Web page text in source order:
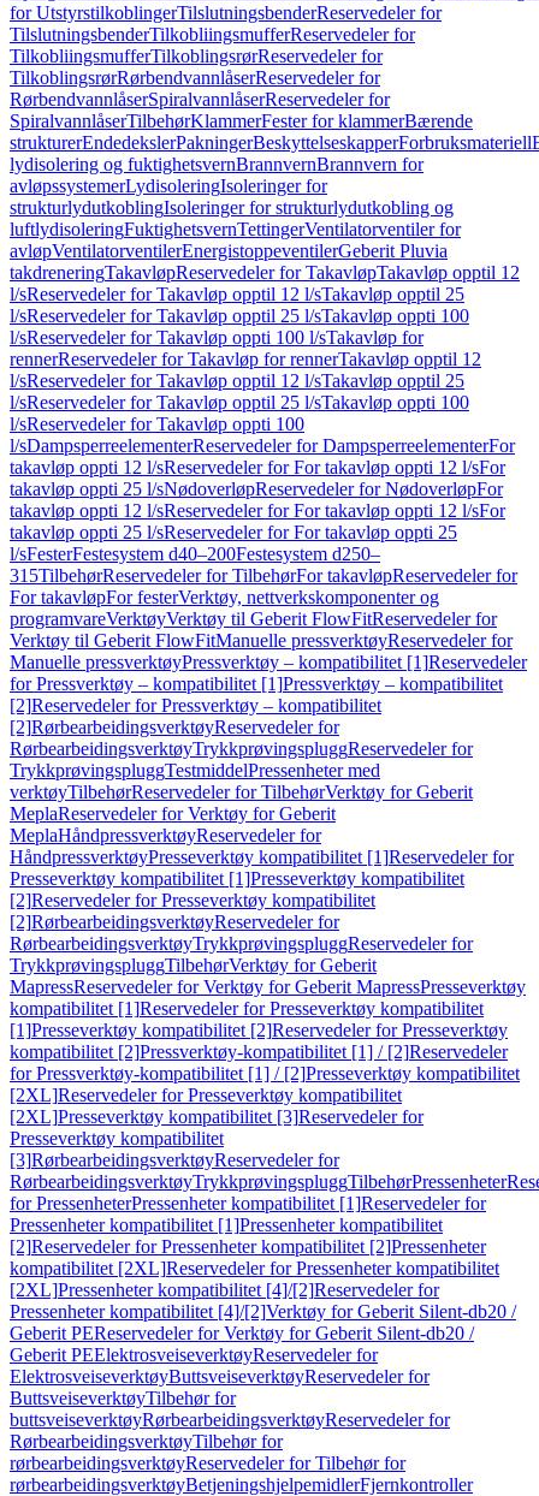
for UtstyrstilkoblingerTilslutningsbenderReservedeler for
TilslutningsbenderTilkobliingsmufferReservedeler for
TilkobliingsmufferTilkoblingsrørReservedeler for
TilkoblingsrørRørbendvannlåserReservedeler for
RørbendvannlåserSpiralvannlåserReservedeler for
SpiralvannlåserTilbehørKlammerFester for klammerBærende
strukturerEndedekslerPakningerBeskyttelseskapperForbruksmateriell
lydisolering og fuktighetsvernBrannvernBrannvern for
avløpssystemerLydisoleringIsoleringer for
strukturlydutkoblingIsoleringer for strukturlydutkobling og
luftlydisoleringFuktighetsvernTettingerVentilatorventiler for
avløpVentilatorventilerEnergistoppeventilerGeberit Pluvia
takdreneringTakavløpReservedeler for TakavløpTakavløp opptil 12
l/sReservedeler for Takavløp opptil 12 l/sTakavløp opptil 25
l/sReservedeler for Takavløp opptil 25 l/sTakavløp oppti 100
l/sReservedeler for Takavløp oppti 100 l/sTakavløp for
rennerReservedeler for Takavløp for rennerTakavløp opptil 12
l/sReservedeler for Takavløp opptil 12 l/sTakavløp opptil 25
l/sReservedeler for Takavløp opptil 25 l/sTakavløp oppti 100
l/sReservedeler for Takavløp oppti 100
l/sDampsperreelementerReservedeler for DampsperreelementerFor
takavløp oppti 12 l/sReservedeler for For takavløp oppti 12 l/sFor
takavløp oppti 25 l/sNødoverløpReservedeler for NødoverløpFor
takavløp oppti 12 l/sReservedeler for For takavløp oppti 12 l/sFor
takavløp oppti 25 l/sReservedeler for For takavløp oppti 25
l/sFesterFestesystem d40–200Festesystem d250–
315TilbehørReservedeler for TilbehørFor takavløpReservedeler for
For takavløpFor festerVerktøy, nettverkskomponenter og
programvareVerktøyVerktøy til Geberit FlowFitReservedeler for
Verktøy til Geberit FlowFitManuelle pressverktøyReservedeler for
Manuelle pressverktøyPressverktøy – kompatibilitet [1]Reservedeler
for Pressverktøy – kompatibilitet [1]Pressverktøy – kompatibilitet
[2]Reservedeler for Pressverktøy – kompatibilitet
[2]RørbearbeidingsverktøyReservedeler for
RørbearbeidingsverktøyTrykkprøvingspluggReservedeler for
TrykkprøvingspluggTestmiddelPressenheter med
verktøyTilbehørReservedeler for TilbehørVerktøy for Geberit
MeplaReservedeler for Verktøy for Geberit
MeplaHåndpressverktøyReservedeler for
HåndpressverktøyPresseverktøy kompatibilitet [1]Reservedeler for
Presseverktøy kompatibilitet [1]Presseverktøy kompatibilitet
[2]Reservedeler for Presseverktøy kompatibilitet
[2]RørbearbeidingsverktøyReservedeler for
RørbearbeidingsverktøyTrykkprøvingspluggReservedeler for
TrykkprøvingspluggTilbehørVerktøy for Geberit
MapressReservedeler for Verktøy for Geberit MapressPresseverktøy
kompatibilitet [1]Reservedeler for Presseverktøy kompatibilitet
[1]Presseverktøy kompatibilitet [2]Reservedeler for Presseverktøy
kompatibilitet [2]Pressverktøy-kompatibilitet [1] / [2]Reservedeler
for Pressverktøy-kompatibilitet [1] / [2]Presseverktøy kompatibilitet
[2XL]Reservedeler for Presseverktøy kompatibilitet
[2XL]Presseverktøy kompatibilitet [3]Reservedeler for
Presseverktøy kompatibilitet
[3]RørbearbeidingsverktøyReservedeler for
RørbearbeidingsverktøyTrykkprøvingspluggTilbehørPressenheter
for PressenheterPressenheter kompatibilitet [1]Reservedeler for
Pressenheter kompatibilitet [1]Pressenheter kompatibilitet
[2]Reservedeler for Pressenheter kompatibilitet [2]Pressenheter
kompatibilitet [2XL]Reservedeler for Pressenheter kompatibilitet
[2XL]Pressenheter kompatibilitet [4]/[2]Reservedeler for
Pressenheter kompatibilitet [4]/[2]Verktøy for Geberit Silent-db20 /
Geberit PEReservedeler for Verktøy for Geberit Silent-db20 /
Geberit PEElektrosveiseverktøyReservedeler for
ElektrosveiseverktøyButtsveiseverktøyReservedeler for
ButtsveiseverktøyTilbehør for
buttsveiseverktøyRørbearbeidingsverktøyReservedeler for
RørbearbeidingsverktøyTilbehør for
rørbearbeidingsverktøyReservedeler for Tilbehør for
rørbearbeidingsverktøyBetjeningshjelpemidlerFjernkontroller